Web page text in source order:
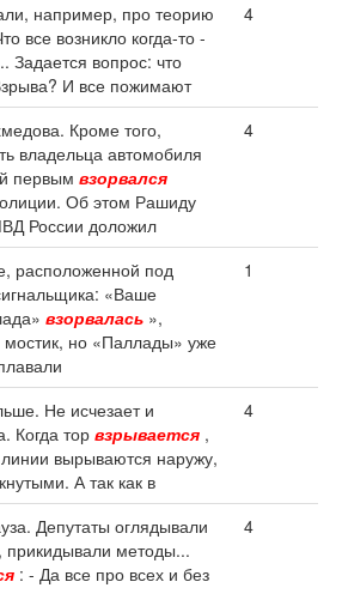
например, про теорию
все возникло когда-то -
Задается вопрос: что
И все пожимают
4
Кроме того,
владельца автомобиля
первым взорвался
Об этом Рашиду
России доложил
4
расположенной под
«Ваше
взорвалась »,
но «Паллады» уже
1
Не исчезает и
Когда тор взрывается ,
вырываются наружу,
А так как в
4
Депутаты оглядывали
прикидывали методы...
: - Да все про всех и без
4